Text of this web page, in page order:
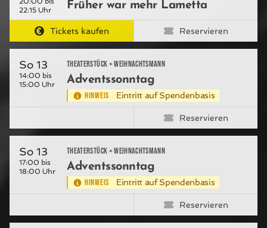
22:15 Uhr
Früher war mehr Lametta
Tickets kaufen Reservieren
So 13
14:00 bis
15:00 Uhr
Theaterstück + Weihnachtsmann
Adventssonntag
HINWEIS Eintritt auf Spendenbasis
Reservieren
So 13
17:00 bis
18:00 Uhr
Theaterstück + Weihnachtsmann
Adventssonntag
HINWEIS Eintritt auf Spendenbasis
Reservieren